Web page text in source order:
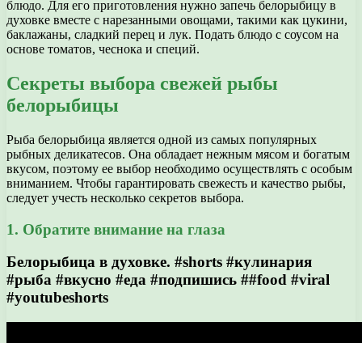
блюдо. Для его приготовления нужно запечь белорыбицу в
духовке вместе с нарезанными овощами, такими как цукини,
баклажаны, сладкий перец и лук. Подать блюдо с соусом на
основе томатов, чеснока и специй.
Секреты выбора свежей рыбы
белорыбицы
Рыба белорыбица является одной из самых популярных
рыбных деликатесов. Она обладает нежным мясом и богатым
вкусом, поэтому ее выбор необходимо осуществлять с особым
вниманием. Чтобы гарантировать свежесть и качество рыбы,
следует учесть несколько секретов выбора.
1. Обратите внимание на глаза
Белорыбица в духовке. #shorts #кулинария
#рыба #вкусно #еда #подпишись ##food #viral
#youtubeshorts